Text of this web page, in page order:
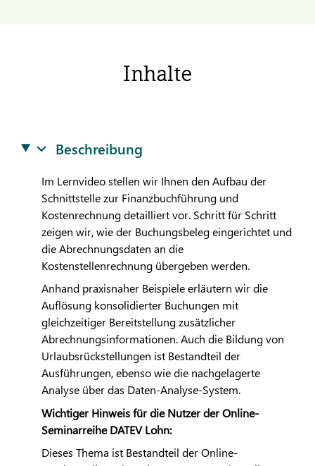
Inhalte
Beschreibung
Im Lernvideo stellen wir Ihnen den Aufbau der
Schnittstelle zur Finanzbuchführung und
Kostenrechnung detailliert vor. Schritt für Schritt
zeigen wir, wie der Buchungsbeleg eingerichtet und
die Abrechnungsdaten an die
Kostenstellenrechnung übergeben werden.
Anhand praxisnaher Beispiele erläutern wir die
Auflösung konsolidierter Buchungen mit
gleichzeitiger Bereitstellung zusätzlicher
Abrechnungsinformationen. Auch die Bildung von
Urlaubsrückstellungen ist Bestandteil der
Ausführungen, ebenso wie die nachgelagerte
Analyse über das Daten-Analyse-System.
Wichtiger Hinweis für die Nutzer der Online-
SeminarreiheDATEVLohn:
Dieses Thema ist Bestandteil der Online-